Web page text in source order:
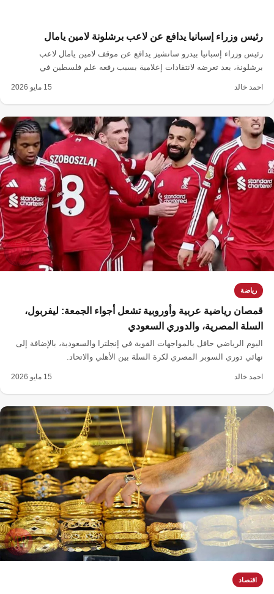
رئيس وزراء إسبانيا يدافع عن لاعب برشلونة لامين يامال
رئيس وزراء إسبانيا بيدرو سانشيز يدافع عن موقف لامين يامال لاعب
برشلونة، بعد تعرضه لانتقادات إعلامية بسبب رفعه علم فلسطين في
احمد خالد 15 مايو 2026
رياضة
قمصان رياضية عربية وأوروبية تشعل أجواء الجمعة: ليفربول،
السلة المصرية، والدوري السعودي
اليوم الرياضي حافل بالمواجهات القوية في إنجلترا والسعودية، بالإضافة إلى
نهائي دوري السوبر المصري لكرة السلة بين الأهلي والاتحاد.
احمد خالد 15 مايو 2026
اقتصاد